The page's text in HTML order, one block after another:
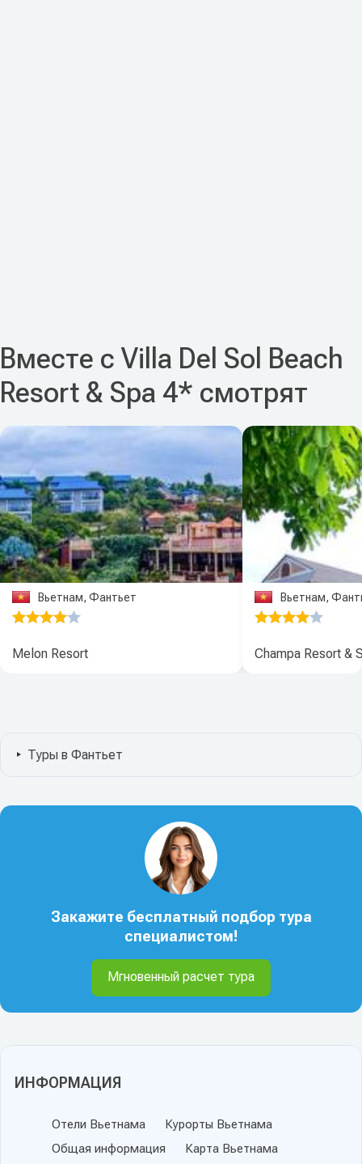
ИНФОРМАЦИЯ
Отели Вьетнама
Курорты Вьетнама
Общая информация
Карта Вьетнама
Вместе с Villa Del Sol Beach
Resort & Spa 4* смотрят
Вьетнам, Фантьет
Melon Resort
Вьетнам,
Champa Resort &
Туры в Фантьет
Закажите бесплатный подбор тура
специалистом!
Мгновенный расчет тура